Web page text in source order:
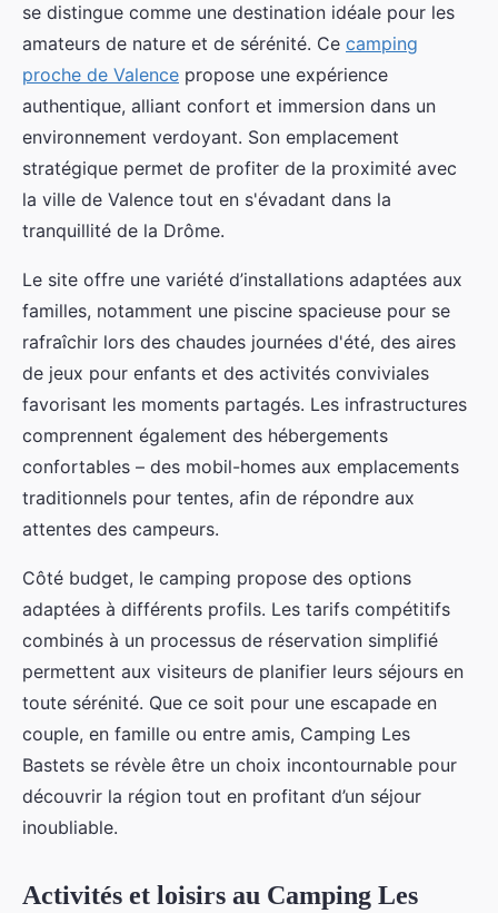
se distingue comme une destination idéale pour les
amateurs de nature et de sérénité. Ce camping
proche de Valence propose une expérience
authentique, alliant confort et immersion dans un
environnement verdoyant. Son emplacement
stratégique permet de profiter de la proximité avec
la ville de Valence tout en s'évadant dans la
tranquillité de la Drôme.
Le site offre une variété d’installations adaptées aux
familles, notamment une piscine spacieuse pour se
rafraîchir lors des chaudes journées d'été, des aires
de jeux pour enfants et des activités conviviales
favorisant les moments partagés. Les infrastructures
comprennent également des hébergements
confortables – des mobil-homes aux emplacements
traditionnels pour tentes, afin de répondre aux
attentes des campeurs.
Côté budget, le camping propose des options
adaptées à différents profils. Les tarifs compétitifs
combinés à un processus de réservation simplifié
permettent aux visiteurs de planifier leurs séjours en
toute sérénité. Que ce soit pour une escapade en
couple, en famille ou entre amis, Camping Les
Bastets se révèle être un choix incontournable pour
découvrir la région tout en profitant d’un séjour
inoubliable.
Activités et loisirs au Camping Les